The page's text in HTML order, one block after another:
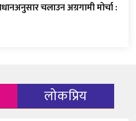
चलाउन अग्रगामी मोर्चा :
लोकप्रिय